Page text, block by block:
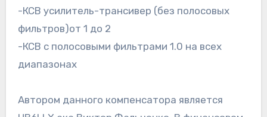
-КСВ усилитель-трансивер (без полосовых
фильтров)от 1 до 2
-КСВ с полосовыми фильтрами 1.0 на всех
диапазонах
Автором данного компенсатора является